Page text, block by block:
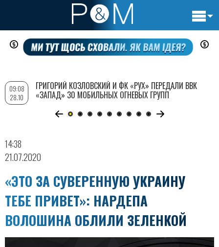
Перейти
содержанию
14:38
21.07.2020
«ЭТО ЗА СУВЕРЕННУЮ УКРАИНУ
ТЕБЕ ПРИВЕТ»: НАРДЕПА
ВОЛОШИНА ОБЛИЛИ ЗЕЛЕНКОЙ
09:08
28.10
ГРИГОРИЙ КОЗЛОВСКИЙ И ФК «РУХ» ПЕРЕДАЛИ ВВК
«ЗАПАД» 30 МОБИЛЬНЫХ ОГНЕВЫХ ГРУПП